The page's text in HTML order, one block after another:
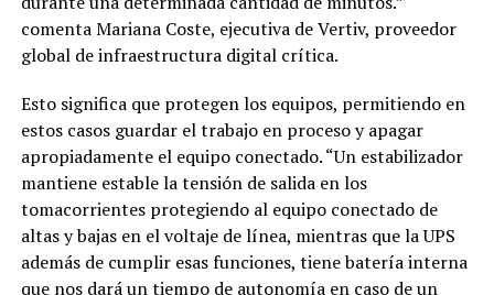
comenta Mariana Coste, ejecutiva de Vertiv, proveedor
global de infraestructura digital crítica.
Esto significa que protegen los equipos, permitiendo en
estos casos guardar el trabajo en proceso y apagar
apropiadamente el equipo conectado. “Un estabilizador
mantiene estable la tensión de salida en los
tomacorrientes protegiendo al equipo conectado de
altas y bajas en el voltaje de línea, mientras que la UPS
además de cumplir esas funciones, tiene batería interna
que nos dará un tiempo de autonomía en caso de un